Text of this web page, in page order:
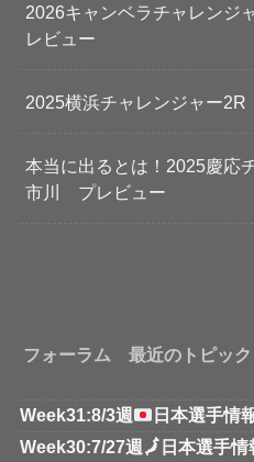
2026キャンベラチャレンジ
レビュー
2025横浜チャレンジャー
本当に出るとは！2025慶応
市川 プレビュー
フォーラム 最近のトピック
Week31:8/3週 日本選手情
Week30:7/27週 🗾 日本選手情